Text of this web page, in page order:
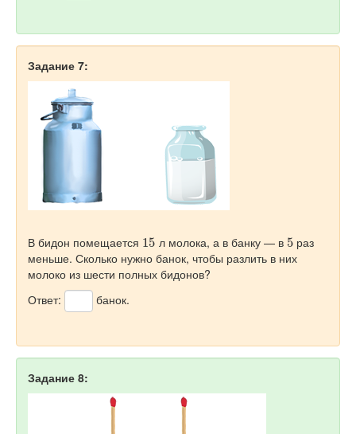
Задание 7:
В бидон помещается л молока, а в банку — в раз
меньше. Сколько нужно банок, чтобы разлить в них
молоко из шести полных бидонов?
Ответ:
банок.
Задание 8: